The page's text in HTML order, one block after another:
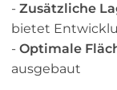
- Zusätzliche
bietet
- Optimale
ausgebaut